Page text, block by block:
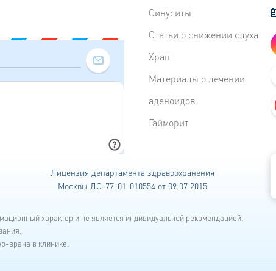
Синуситы
Статьи о снижении слуха
Храп
Материалы о лечении
аденоидов
Гайморит
Лицензия департаментаздравоохранения
Москвы ЛО-77-01-010554 от 09.07.2015
характер и не является индивидуальной рекомендацией.
врача в клинике.